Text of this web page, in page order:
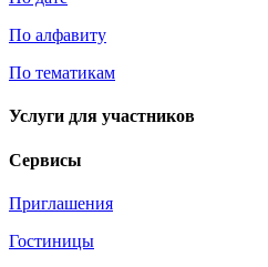
По алфавиту
По тематикам
Услуги для участников
Сервисы
Приглашения
Гостиницы